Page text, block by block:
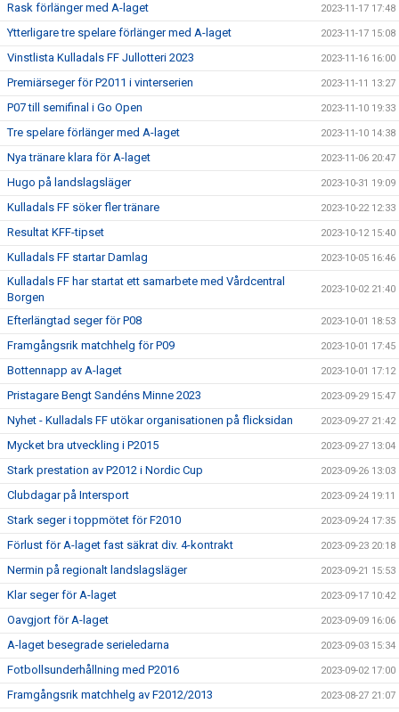
Rask förlänger med A-laget 2023-11-17 17:48
Ytterligare tre spelare förlänger med A-laget 2023-11-17 15:08
Vinstlista Kulladals FF Jullotteri 2023 2023-11-16 16:00
Premiärseger för P2011 i vinterserien 2023-11-11 13:27
P07 till semifinal i Go Open 2023-11-10 19:33
Tre spelare förlänger med A-laget 2023-11-10 14:38
Nya tränare klara för A-laget 2023-11-06 20:47
Hugo på landslagsläger 2023-10-31 19:09
Kulladals FF söker fler tränare 2023-10-22 12:33
Resultat KFF-tipset 2023-10-12 15:40
Kulladals FF startar Damlag 2023-10-05 16:46
Kulladals FF har startat ett samarbete med Vårdcentral
Borgen
2023-10-02 21:40
Efterlängtad seger för P08 2023-10-01 18:53
Framgångsrik matchhelg för P09 2023-10-01 17:45
Bottennapp av A-laget 2023-10-01 17:12
Pristagare Bengt Sandéns Minne 2023 2023-09-29 15:47
Nyhet - Kulladals FF utökar organisationen på flicksidan 2023-09-27 21:42
Mycket bra utveckling i P2015 2023-09-27 13:04
Stark prestation av P2012 i Nordic Cup 2023-09-26 13:03
Clubdagar på Intersport 2023-09-24 19:11
Stark seger i toppmötet för F2010 2023-09-24 17:35
Förlust för A-laget fast säkrat div. 4-kontrakt 2023-09-23 20:18
Nermin på regionalt landslagsläger 2023-09-21 15:53
Klar seger för A-laget 2023-09-17 10:42
Oavgjort för A-laget 2023-09-09 16:06
A-laget besegrade serieledarna 2023-09-03 15:34
Fotbollsunderhållning med P2016 2023-09-02 17:00
Framgångsrik matchhelg av F2012/2013 2023-08-27 21:07